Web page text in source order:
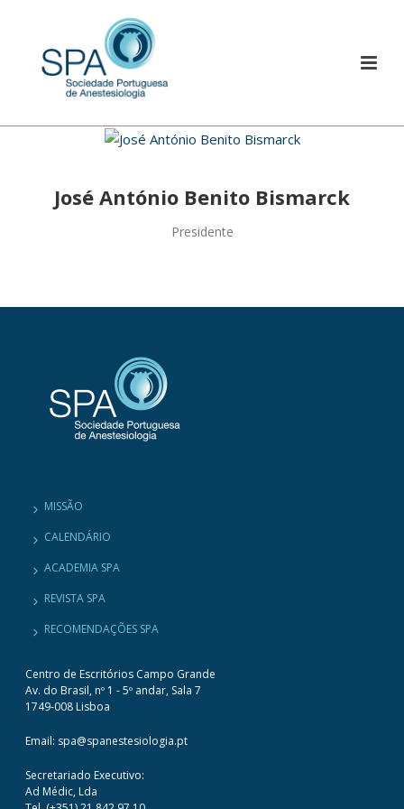
José António Benito Bismarck
Presidente
MISSÃO
CALENDÁRIO
ACADEMIA SPA
REVISTA SPA
RECOMENDAÇÕES SPA
Centro de Escritórios Campo Grande
Av. do Brasil, nº 1 - 5º andar, Sala 7
1749-008 Lisboa
Email: spa@spanestesiologia.pt
Secretariado Executivo:
Ad Médic, Lda